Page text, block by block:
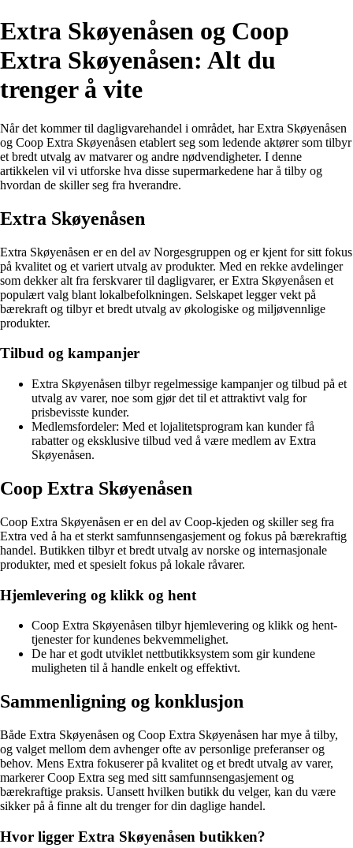
Extra Skøyenåsen og Coop
Extra Skøyenåsen: Alt du
trenger å vite
Når det kommer til dagligvarehandel i området, har Extra Skøyenåsen
og Coop Extra Skøyenåsen etablert seg som ledende aktører som tilbyr
et bredt utvalg av matvarer og andre nødvendigheter. I denne
artikkelen vil vi utforske hva disse supermarkedene har å tilby og
hvordan de skiller seg fra hverandre.
Extra Skøyenåsen
Extra Skøyenåsen er en del av Norgesgruppen og er kjent for sitt fokus
på kvalitet og et variert utvalg av produkter. Med en rekke avdelinger
som dekker alt fra ferskvarer til dagligvarer, er Extra Skøyenåsen et
populært valg blant lokalbefolkningen. Selskapet legger vekt på
bærekraft og tilbyr et bredt utvalg av økologiske og miljøvennlige
produkter.
Tilbud og kampanjer
Extra Skøyenåsen tilbyr regelmessige kampanjer og tilbud på et
utvalg av varer, noe som gjør det til et attraktivt valg for
prisbevisste kunder.
Medlemsfordeler: Med et lojalitetsprogram kan kunder få
rabatter og eksklusive tilbud ved å være medlem av Extra
Skøyenåsen.
Coop Extra Skøyenåsen
Coop Extra Skøyenåsen er en del av Coop-kjeden og skiller seg fra
Extra ved å ha et sterkt samfunnsengasjement og fokus på bærekraftig
handel. Butikken tilbyr et bredt utvalg av norske og internasjonale
produkter, med et spesielt fokus på lokale råvarer.
Hjemlevering og klikk og hent
Coop Extra Skøyenåsen tilbyr hjemlevering og klikk og hent-
tjenester for kundenes bekvemmelighet.
De har et godt utviklet nettbutikksystem som gir kundene
muligheten til å handle enkelt og effektivt.
Sammenligning og konklusjon
Både Extra Skøyenåsen og Coop Extra Skøyenåsen har mye å tilby,
og valget mellom dem avhenger ofte av personlige preferanser og
behov. Mens Extra fokuserer på kvalitet og et bredt utvalg av varer,
markerer Coop Extra seg med sitt samfunnsengasjement og
bærekraftige praksis. Uansett hvilken butikk du velger, kan du være
sikker på å finne alt du trenger for din daglige handel.
Hvor ligger Extra Skøyenåsen butikken?